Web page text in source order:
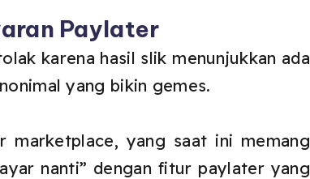
Paylater
karena hasil slik menunjukkan ada
yang bikin gemes.
marketplace, yang saat ini memang
nanti” dengan fitur paylater yang